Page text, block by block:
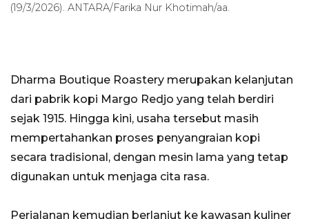
(19/3/2026). ANTARA/Farika Nur Khotimah/aa.
Dharma Boutique Roastery merupakan kelanjutan
dari pabrik kopi Margo Redjo yang telah berdiri
sejak 1915. Hingga kini, usaha tersebut masih
mempertahankan proses penyangraian kopi
secara tradisional, dengan mesin lama yang tetap
digunakan untuk menjaga cita rasa.
Perjalanan kemudian berlanjut ke kawasan kuliner